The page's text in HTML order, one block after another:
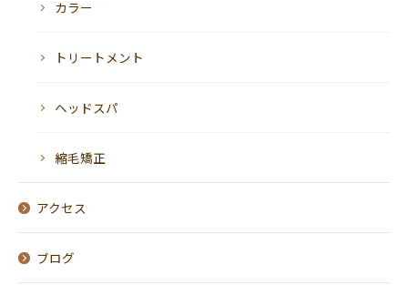
カラー
トリートメント
ヘッドスパ
縮毛矯正
アクセス
ブログ